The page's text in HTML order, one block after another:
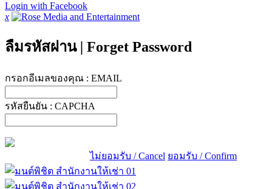
Login with Facebook
x
ลืมรหัสผ่าน | Forget Password
กรอกอีเมลของคุณ : EMAIL
รหัสยืนยัน : CAPCHA
ไม่ยอมรับ / Cancel ยอมรับ / Confirm